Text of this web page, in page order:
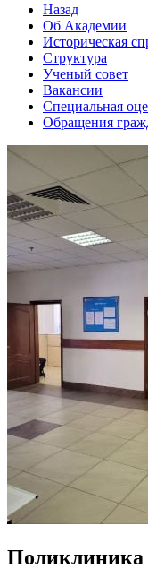
Назад
Об Академии
Историческая
Структура
Ученый совет
Вакансии
Специальная
Обращения
Поликлиника